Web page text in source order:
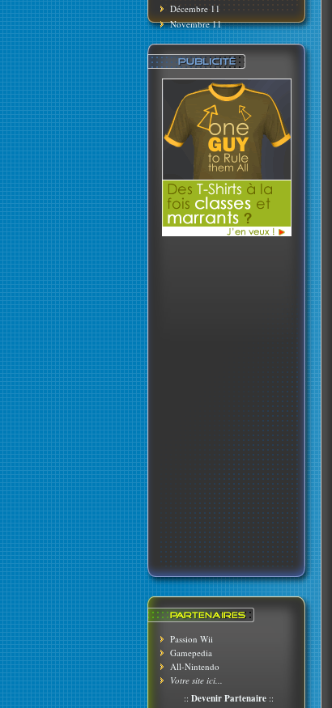
Décembre 11
Novembre 11
Passion Wii
Gamepedia
All-Nintendo
Votre site ici...
:: Devenir Partenaire ::